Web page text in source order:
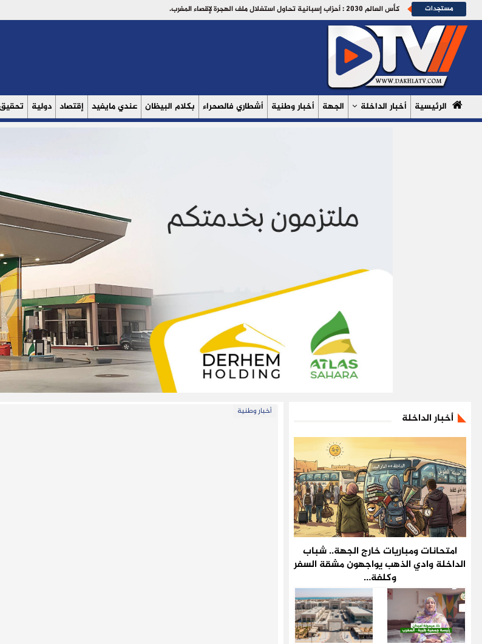
مستجدات كأس العالم 2030 : أحزاب إسبانية تحاول استغلال ملف الهجرة لإقصاء المغرب.
الرئيسية أخبار الداخلة الجهة أخبار وطنية أشطاري فالصحراء بكلام البيظان عندي مايفيد إقتصاد دولية
أخبار وطنية أخبار الداخلة
امتحانات ومباريات خارج الجهة.. شباب
الداخلة وادي الذهب يواجهون مشقة السفر
وكلفة…